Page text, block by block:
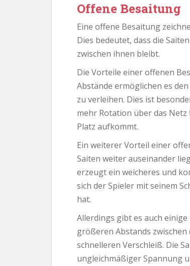
Offene Besaitung
Eine offene Besaitung
Dies bedeutet, dass die
zwischen ihnen bleibt.
Die Vorteile einer offenen
Abstände ermöglichen es
zu verleihen. Dies ist
mehr Rotation über das
Platz aufkommt.
Ein weiterer Vorteil einer
Saiten weiter auseinander
erzeugt ein weicheres und
sich der Spieler mit seinem
hat.
Allerdings gibt es auch
größeren Abstands
schnelleren Verschleiß. Die
ungleichmäßiger Spannung